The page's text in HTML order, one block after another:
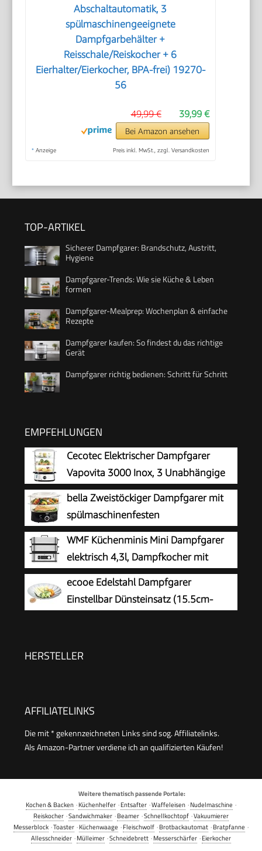
Abschaltautomatik, 3
spülmaschinengeeignete
Dampfgarbehälter +
Reisschale/Reiskocher + 6
Eierhalter/Eierkocher, BPA-frei) 19270-
56
39,99 €
49,99 €
Bei Amazon ansehen
* Anzeige Preis inkl. MwSt., zzgl. Versandkosten
TOP-ARTIKEL
Sicherer Dampfgarer: Brandschutz, Austritt,
Hygiene
Dampfgarer-Trends: Wie sie Küche & Leben
formen
Dampfgarer-Mealprep: Wochenplan & einfache
Rezepte
Dampfgarer kaufen: So findest du das richtige
Gerät
Dampfgarer richtig bedienen: Schritt für Schritt
EMPFEHLUNGEN
Cecotec Elektrischer Dampfgarer
Vapovita 3000 Inox, 3 Unabhängige
Behälter, Reisschale, 60 Min Timer, 2
seitliche Wassereinlässe, Grau, 800W, BPA-frei,
Spülmaschinengeeignet, Edelstahl, 9L Kapazität
bella Zweistöckiger Dampfgarer mit
spülmaschinenfesten
Deckeln,stapelbaren Körben und
herausnehmbarem Boden für
schnelles,gleichzeitiges Garen-automatische
Abschaltung u.Trockengehschutz,7,4l,Schwarz
WMF Küchenminis Mini Dampfgarer
elektrisch 4,3l, Dampfkocher mit
Memory-Funktion, elektrische
Dampfgarer, Warmhaltefunktion,
Restlaufzeitanzeige, 2 Garbehälter
ecooe Edelstahl Dampfgarer
Einstellbar Dünsteinsatz (15.5cm-
HERSTELLER
AFFILIATELINKS
Die mit * gekennzeichneten Links sind sog. Affiliatelinks.
Als Amazon-Partner verdiene ich an qualifizierten Käufen!
Weitere thematisch passende Portale:
Kochen & Backen ·Küchenhelfer ·Entsafter ·Waffeleisen ·Nudelmaschine ·
Reiskocher ·Sandwichmaker ·Beamer ·Schnellkochtopf ·Vakuumierer
Messerblock ·Toaster ·Küchenwaage ·Fleischwolf ·Brotbackautomat ·Bratpfanne ·
Allesschneider ·Mülleimer ·Schneidebrett ·Messerschärfer ·Eierkocher